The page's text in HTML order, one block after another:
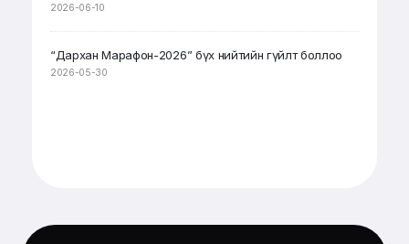
2026-06-10
“Дархан Марафон-2026” бүх нийтийн гүйлт боллоо
2026-05-30